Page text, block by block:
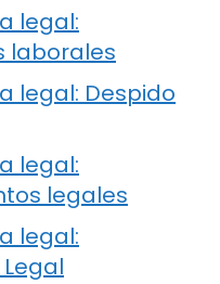
legal:
laborales
legal: Despido
legal:
legales
legal: